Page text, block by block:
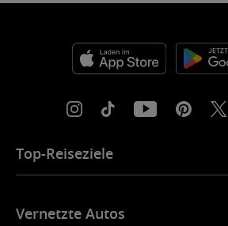
Top-Reiseziele
eSIM für Europa
Vernetzte Autos